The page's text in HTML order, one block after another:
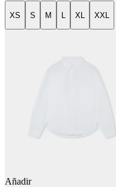
XS S M L XL XXL
Añadir